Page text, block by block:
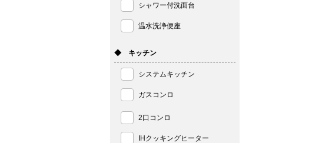
シャワー付洗面台
温水洗浄便座
◆ キッチン
システムキッチン
ガスコンロ
2口コンロ
IHクッキングヒーター